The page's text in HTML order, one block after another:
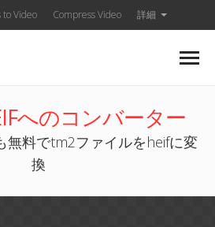
Video Compress Video 詳細
へのコンバーター
無料でtm2ファイルをheifに変
換